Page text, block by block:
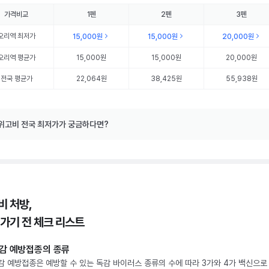
가격비교 1펜 2펜 3펜
리역최저가 15,000원 15,000원 20,000원
리역평균가 15,000원 15,000원 20,000원
전국 평균가 22,064원 38,425원 55,938원
고비 전국 최저가가 궁금하다면?
처방,
기 전 체크 리스트
예방접종의 종류
예방접종은 예방할 수 있는 독감 바이러스 종류의 수에 따라 3가와 4가 백신으로